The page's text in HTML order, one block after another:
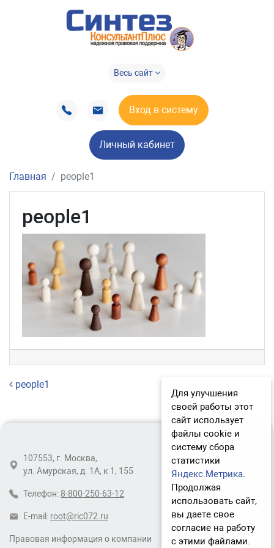
Весь сайт
Вход в систему
Личный кабинет
Главная people1
people1
Навигация по записям
people1
Правовая информация о компании
107553, г. Москва,
ул. Амурская, д. 1А, к 1, 155
Телефон: 8-800-250-63-12
E-mail: root@ric072.ru
Для улучшения
своей работы этот
сайт использует
файлы cookie и
систему сбора
статистики
Яндекс.Метрика.
Продолжая
использовать сайт,
вы даете свое
согласие на работу
с этими файлами.